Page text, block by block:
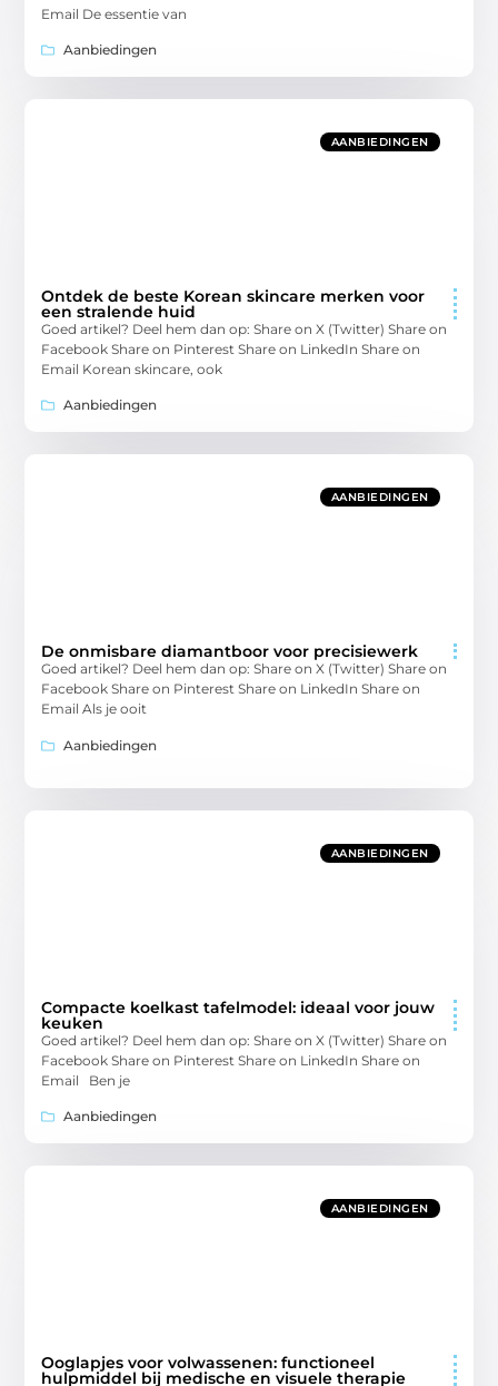
Email De essentie van
Aanbiedingen
AANBIEDINGEN
Ontdek de beste Korean skincare merken voor
een stralende huid
Goed artikel? Deel hem dan op: Share on X (Twitter) Share on
Facebook Share on Pinterest Share on LinkedIn Share on
Email Korean skincare, ook
Aanbiedingen
AANBIEDINGEN
De onmisbare diamantboor voor precisiewerk
Goed artikel? Deel hem dan op: Share on X (Twitter) Share on
Facebook Share on Pinterest Share on LinkedIn Share on
Email Als je ooit
Aanbiedingen
AANBIEDINGEN
Compacte koelkast tafelmodel: ideaal voor jouw
keuken
Goed artikel? Deel hem dan op: Share on X (Twitter) Share on
Facebook Share on Pinterest Share on LinkedIn Share on
Email Ben je
Aanbiedingen
AANBIEDINGEN
Ooglapjes voor volwassenen: functioneel
hulpmiddel bij medische en visuele therapie